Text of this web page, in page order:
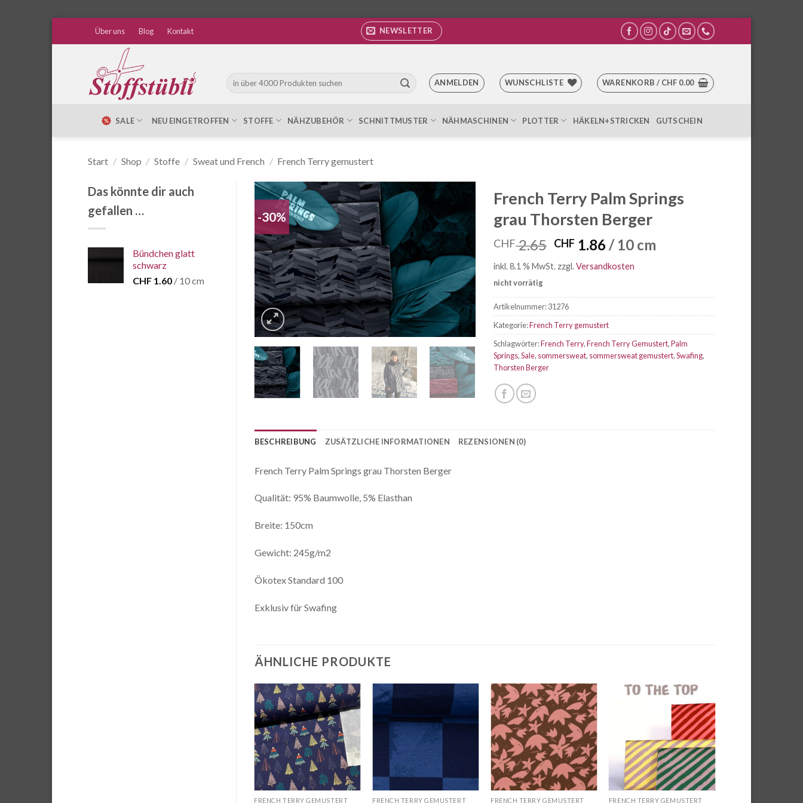
Über uns Blog Kontakt NEWSLETTER
Suche
nach:
ANMELDEN WUNSCHLISTE WARENKORB / CHF 0.00
SALE NEU EINGETROFFEN STOFFE NÄHZUBEHÖR SCHNITTMUSTER NÄHMASCHINEN PLOTTER HÄKELN+STRICKEN GUTSCHEIN
Start / Shop / Stoffe / Sweat und French / French Terry gemustert
Das könnte dir auch
gefallen …
Bündchen glatt
schwarz
CHF 1.60 / 10 cm
-30%
Auf die
Wunschliste
French Terry Palm Springs
grau Thorsten Berger
CHF2.65 Ursprünglicher
war:
CHF 1.86 Aktueller
ist:
/ 10 cm
inkl. 8.1 % MwSt. zzgl.Versandkosten
nicht vorrätig
Artikelnummer:31276
Kategorie:French Terry gemustert
Schlagwörter:French Terry,French Terry Gemustert,Palm
Springs,Sale, sommersweat, sommersweat gemustert,Swafing,
Thorsten Berger
BESCHREIBUNG ZUSÄTZLICHE INFORMATIONEN REZENSIONEN (0)
French Terry Palm Springs grau Thorsten Berger
Qualität: 95% Baumwolle, 5% Elasthan
Breite: 150cm
Gewicht: 245g/m2
Ökotex Standard 100
Exklusiv für Swafing
ÄHNLICHE PRODUKTE
Auf die
Wunschliste
FRENCH TERRY GEMUSTERT
Auf die
Wunschliste
FRENCH TERRY GEMUSTERT
Auf die
Wunschliste
FRENCH TERRY GEMUSTERT
Auf die
Wunschliste
FRENCH TERRY GEMUSTERT